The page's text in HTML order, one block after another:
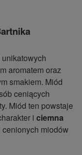
aromatem oraz
smakiem. Miód
ceniących
Miód ten powstaje
i ciemna
miodów